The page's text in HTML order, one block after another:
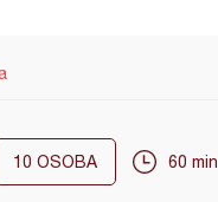
10 OSOBA 60 min